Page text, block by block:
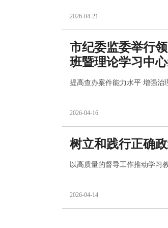
2026-04-21
市纪委监委举行
班暨理论学习中
提高查办案件能力水平 增强治
2026-04-16
树立和践行正确
以高质量的督导工作推动学习
2026-04-14